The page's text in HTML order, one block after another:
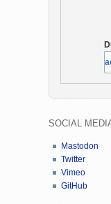
Bei
SOCIAL
Mastodon
Twitter
Vimeo
GitHub